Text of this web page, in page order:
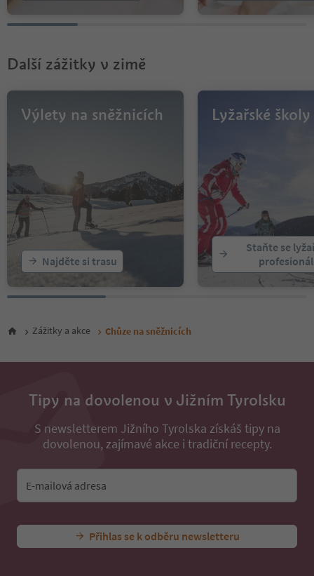
Další zážitky v zimě
Výlety na sněžnicích
Najděte si trasu
Lyžařské školy
Staňte se
Zážitky a akce Chůze na sněžnicích
Tipy na dovolenou v Jižním Tyrolsku
S newsletterem Jižního Tyrolska získáš tipy na
dovolenou, zajímavé akce i tradiční recepty.
E-mailová adresa
Přihlas se k odběru newsletteru